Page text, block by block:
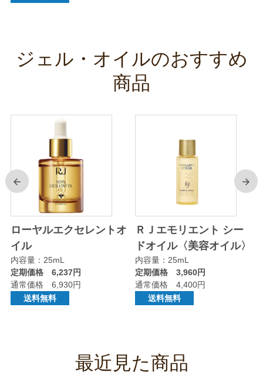
ジェル・オイルのおすすめ
商品
前
ローヤルエクセレントオ
イル
内容量：25mL
定期価格 6,237円
通常価格 6,930円
送料無料
ＲＪエモリエント シー
ドオイル〈美容オイル〉
内容量：25mL
定期価格 3,960円
通常価格 4,400円
送料無料
次
最近見た商品